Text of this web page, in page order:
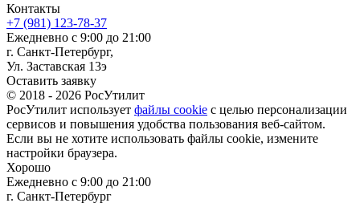
Контакты
+7 (981) 123-78-37
Ежедневно с 9:00 до 21:00
г. Санкт-Петербург,
Ул. Заставская 13э
Оставить заявку
© 2018 - 2026 РосУтилит
РосУтилит использует файлы cookie с целью персонализации
сервисов и повышения удобства пользования веб-сайтом.
Если вы не хотите использовать файлы cookie, измените
настройки браузера.
Хорошо
Ежедневно с 9:00 до 21:00
г. Санкт-Петербург